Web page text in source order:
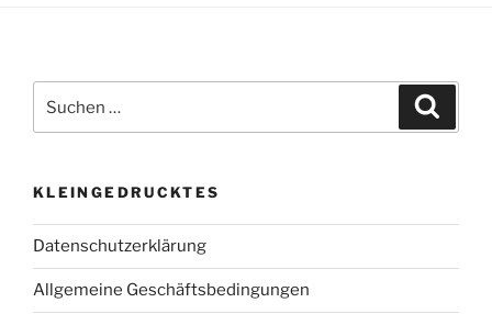
nach:
KLEINGEDRUCKTES
Datenschutzerklärung
Allgemeine Geschäftsbedingungen